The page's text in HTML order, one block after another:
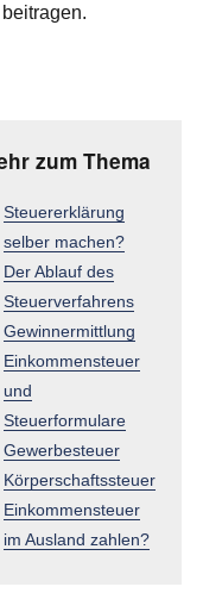
zum Thema
Steuererklärung
selber machen?
Der Ablauf des
Steuerverfahrens
Gewinnermittlung
Einkommensteuer
und
Steuerformulare
Gewerbesteuer
Körperschaftssteuer
Einkommensteuer
im Ausland zahlen?